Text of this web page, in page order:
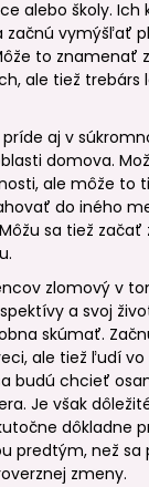
alebo školy. Ich
vymýšľať
to znamenať
ale tiež trebárs
aj v
domova.
ale môže to
do iného
sa tiež
zlomový v
a svoj
skúmať.
ale tiež ľudí vo
budú chcieť
Je však
dôkladne
predtým, než sa
zmeny.